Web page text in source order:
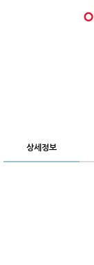
상세정보